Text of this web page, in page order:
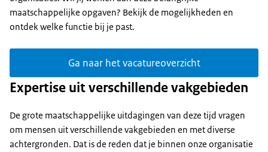
maatschappelijke opgaven? Bekijk de mogelijkheden en
ontdek welke functie bij je past.
Ga naar het vacatureoverzicht
Expertise uit verschillende vakgebieden
De grote maatschappelijke uitdagingen van deze tijd vragen
om mensen uit verschillende vakgebieden en met diverse
achtergronden. Dat is de reden dat je binnen onze organisatie